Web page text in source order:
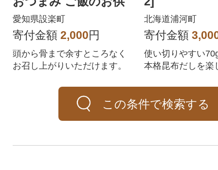
愛知県設楽町
寄付金額 2,000円
頭から骨まで余すところなく
お召し上がりいただけます。
北海道浦河町
寄付金額
使い切りやすい
本格昆布だしを楽
この条件で検索する